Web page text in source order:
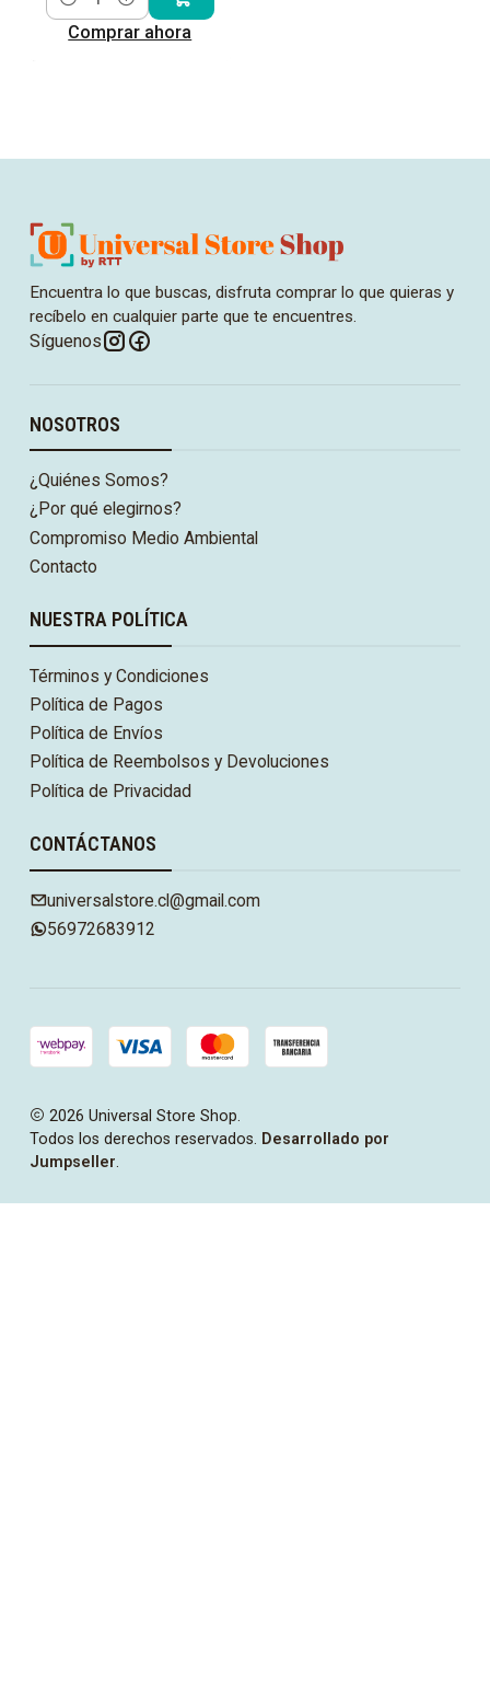
Cantidad
Comprar ahora
Encuentra lo que buscas, disfruta comprar lo que quieras y
recíbelo en cualquier parte que te encuentres.
Síguenos
NOSOTROS
¿Quiénes Somos?
¿Por qué elegirnos?
Compromiso Medio Ambiental
Contacto
NUESTRA POLÍTICA
Términos y Condiciones
Política de Pagos
Política de Envíos
Política de Reembolsos y Devoluciones
Política de Privacidad
CONTÁCTANOS
universalstore.cl@gmail.com
56972683912
2026 Universal Store Shop.
Todos los derechos reservados. Desarrollado por
Jumpseller.